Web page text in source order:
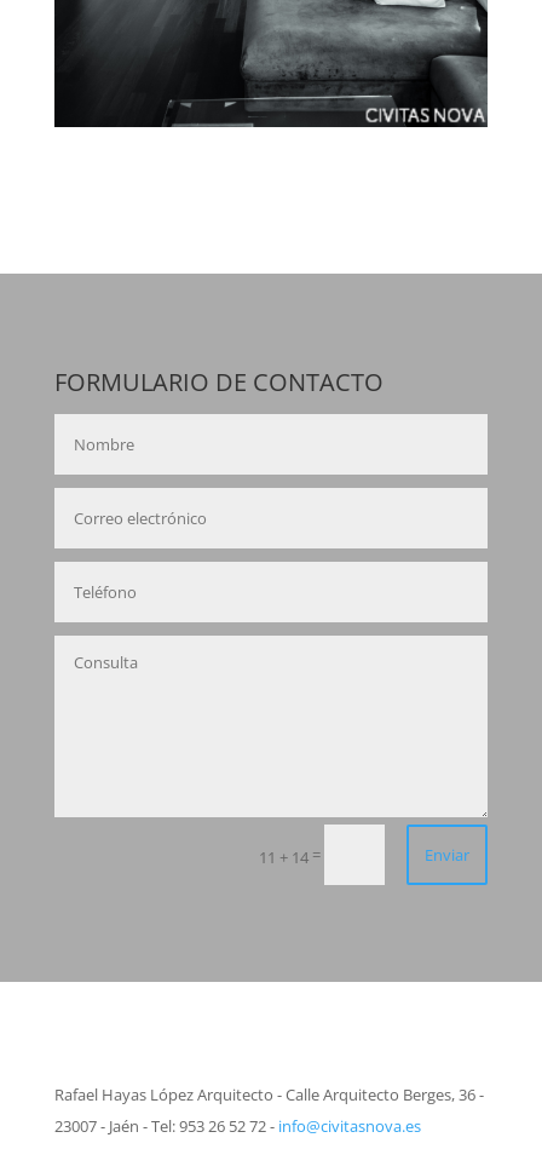
FORMULARIO DE CONTACTO
11 + 14 = Enviar
Rafael Hayas López Arquitecto - Calle Arquitecto Berges, 36 -
23007 - Jaén - Tel: 953 26 52 72 - info@civitasnova.es